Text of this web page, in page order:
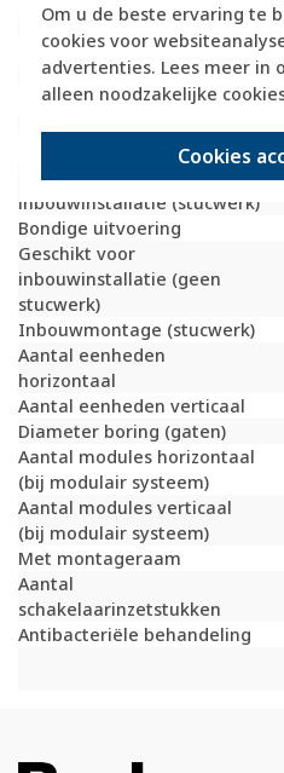
Om u de beste ervaring te
cookies voor
advertenties. Lees meer in
alleen noodzakelijke
Cookies
Slagvastheid
Beschermingsgraad (IP)
Geschikt voor vloerpot
Transparant
Uitvoering oppervlakte
Geschikt voor wandgoot
Geschikt voor
inbouwinstallatie (stucwerk)
Bondige uitvoering
Geschikt voor
inbouwinstallatie (geen
stucwerk)
Inbouwmontage (stucwerk)
Aantal eenheden
horizontaal
Aantal eenheden verticaal
Diameter boring (gaten)
Aantal modules horizontaal
(bij modulair systeem)
Aantal modules verticaal
(bij modulair systeem)
Met montageraam
Aantal
schakelaarinzetstukken
Antibacteriële behandeling